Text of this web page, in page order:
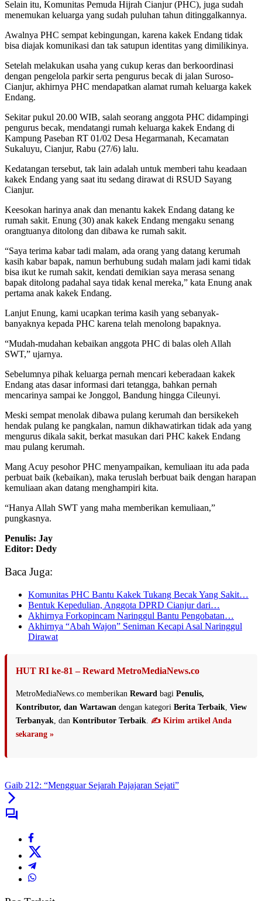
Selain itu, Komunitas Pemuda Hijrah Cianjur (PHC), juga sudah
menemukan keluarga yang sudah puluhan tahun ditinggalkannya.
Awalnya PHC sempat kebingungan, karena kakek Endang tidak
bisa diajak komunikasi dan tak satupun identitas yang dimilikinya.
Setelah melakukan usaha yang cukup keras dan berkoordinasi
dengan pengelola parkir serta pengurus becak di jalan Suroso-
Cianjur, akhirnya PHC mendapatkan alamat rumah keluarga kakek
Endang.
Sekitar pukul 20.00 WIB, salah seorang anggota PHC didampingi
pengurus becak, mendatangi rumah keluarga kakek Endang di
Kampung Paseban RT 01/02 Desa Hegarmanah, Kecamatan
Sukaluyu, Cianjur, Rabu (27/6) lalu.
Kedatangan tersebut, tak lain adalah untuk memberi tahu keadaan
kakek Endang yang saat itu sedang dirawat di RSUD Sayang
Cianjur.
Keesokan harinya anak dan menantu kakek Endang datang ke
rumah sakit. Enung (30) anak kakek Endang mengaku senang
orangtuanya ditolong dan dibawa ke rumah sakit.
“Saya terima kabar tadi malam, ada orang yang datang kerumah
kasih kabar bapak, namun berhubung sudah malam jadi kami tidak
bisa ikut ke rumah sakit, kendati demikian saya merasa senang
bapak ditolong padahal saya tidak kenal mereka,” kata Enung anak
pertama anak kakek Endang.
Lanjut Enung, kami ucapkan terima kasih yang sebanyak-
banyaknya kepada PHC karena telah menolong bapaknya.
“Mudah-mudahan kebaikan anggota PHC di balas oleh Allah
SWT,” ujarnya.
Sebelumnya pihak keluarga pernah mencari keberadaan kakek
Endang atas dasar informasi dari tetangga, bahkan pernah
mencarinya sampai ke Jonggol, Bandung hingga Cileunyi.
Meski sempat menolak dibawa pulang kerumah dan bersikekeh
hendak pulang ke pangkalan, namun dikhawatirkan tidak ada yang
mengurus dikala sakit, berkat masukan dari PHC kakek Endang
mau pulang kerumah.
Mang Acuy pesohor PHC menyampaikan, kemuliaan itu ada pada
perbuat baik (kebaikan), maka teruslah berbuat baik dengan harapan
kemuliaan akan datang menghampiri kita.
“Hanya Allah SWT yang maha memberikan kemuliaan,”
pungkasnya.
Penulis: Jay
Editor: Dedy
Baca Juga:
Komunitas PHC Bantu Kakek Tukang Becak Yang Sakit…
Bentuk Kepedulian, Anggota DPRD Cianjur dari…
Akhirnya Forkopincam Naringgul Bantu Pengobatan…
Akhirnya “Abah Wajon” Seniman Kecapi Asal Naringgul
Dirawat
HUT RI ke-81 – Reward MetroMediaNews.co
MetroMediaNews.co memberikan Reward bagi Penulis,
Kontributor, dan Wartawan dengan kategori Berita Terbaik View
Terbanyak , dan Kontributor Terbaik ✍️ Kirim artikel Anda
sekarang »
Gaib 212: “Mengguar Sejarah Pajajaran Sejati”